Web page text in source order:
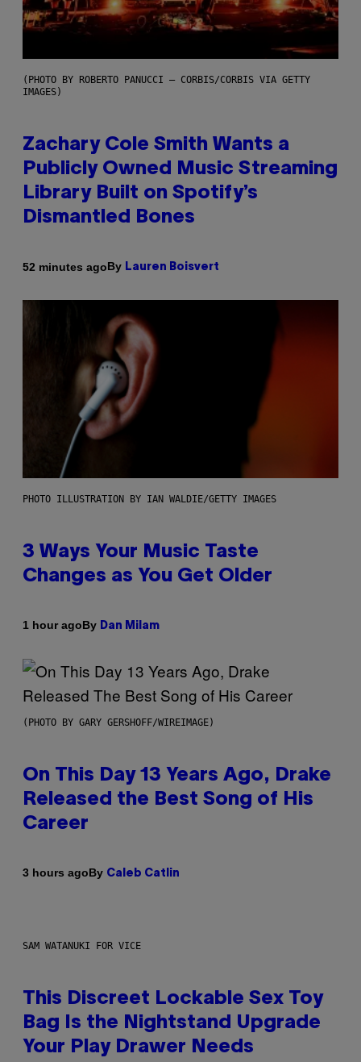
(PHOTO BY ROBERTO PANUCCI – CORBIS/CORBIS VIA GETTY
IMAGES)
Zachary Cole Smith Wants a
Publicly Owned Music Streaming
Library Built on Spotify’s
Dismantled Bones
52 minutes agoBy Lauren Boisvert
PHOTO ILLUSTRATION BY IAN WALDIE/GETTY IMAGES
3 Ways Your Music Taste
Changes as You Get Older
1 hour agoBy Dan Milam
(PHOTO BY GARY GERSHOFF/WIREIMAGE)
On This Day 13 Years Ago, Drake
Released the Best Song of His
Career
3 hours agoBy Caleb Catlin
SAM WATANUKI FOR VICE
This Discreet Lockable Sex Toy
Bag Is the Nightstand Upgrade
Your Play Drawer Needs